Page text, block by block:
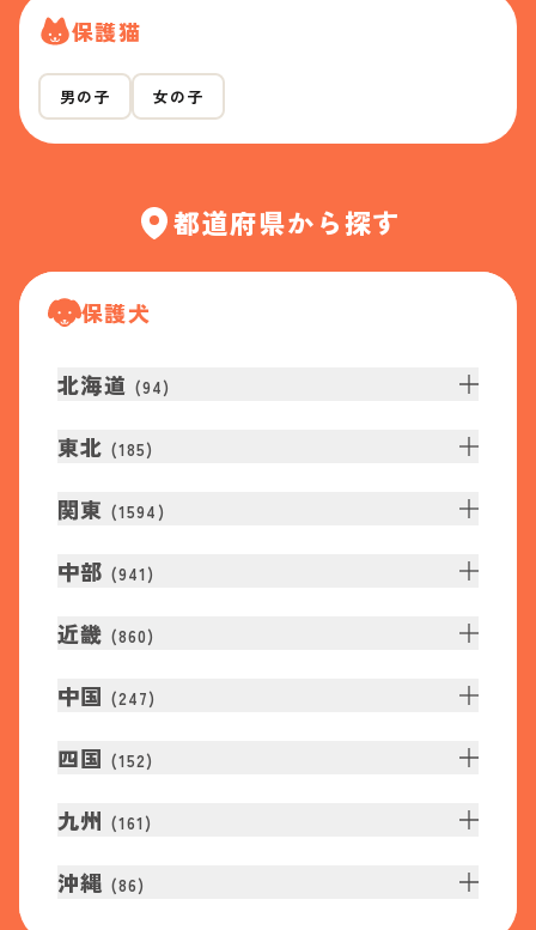
保護猫
男の子 女の子
都道府県から探す
保護犬
北海道 (94)
東北 (185)
関東 (1594 )
中部 (941 )
近畿 (860)
中国 (247)
四国 (152)
九州 (161 )
沖縄 (86)